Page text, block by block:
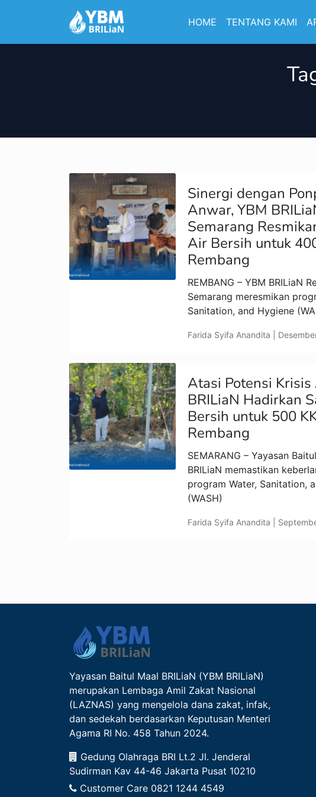
HOME TENTANG KAMI
Sinergi dengan
Anwar, YBM
Semarang
Air Bersih untuk
Rembang
REMBANG – YBM BRILiaN
Semarang meresmikan
Sanitation, and Hygiene
Farida Syifa Anandita |
Atasi Potensi Krisis
BRILiaN Hadirkan
Bersih untuk 500
Rembang
SEMARANG – Yayasan
BRILiaN memastikan
program Water, Sanitation,
(WASH)
Farida Syifa Anandita |
Yayasan Baitul Maal BRILiaN (YBM BRILiaN)
merupakan Lembaga Amil Zakat Nasional
(LAZNAS) yang mengelola dana zakat, infak,
dan sedekah berdasarkan Keputusan Menteri
Agama RI No. 458 Tahun 2024.
Gedung Olahraga BRI Lt.2 Jl. Jenderal
Sudirman Kav 44-46 Jakarta Pusat 10210
Customer Care 0821 1244 4549